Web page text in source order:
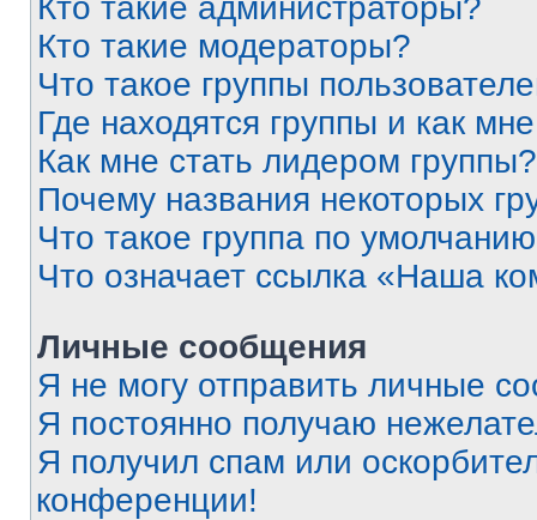
Кто такие администраторы?
Кто такие модераторы?
Что такое группы
Где находятся группы и как
Как мне стать лидером группы?
Почему названия некоторых
Что такое группа по
Что означает ссылка «Наша
Личные сообщения
Я не могу отправить личные
Я постоянно получаю
Я получил спам или
конференции!